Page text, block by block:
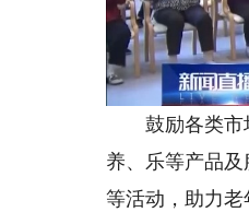
鼓励各类市场
养、乐等产品
等活动，助力